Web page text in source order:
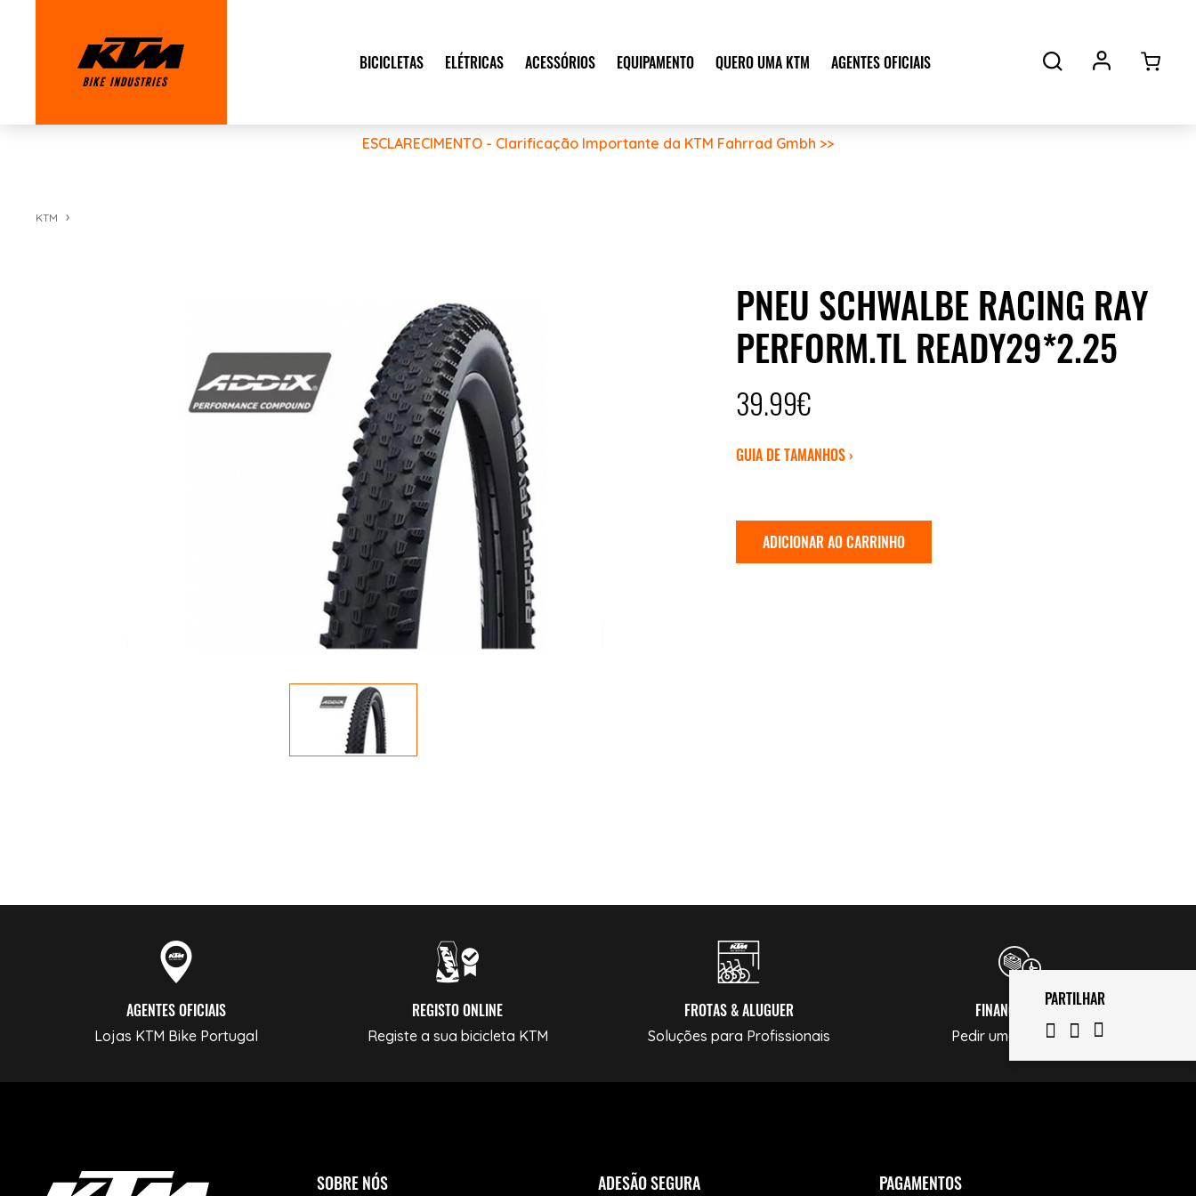
BICICLETAS ELÉTRICAS ACESSÓRIOS EQUIPAMENTO QUERO UMA KTM AGENTES OFICIAIS
ESCLARECIMENTO - Clarificação Importante da KTM Fahrrad Gmbh >>
KTM
PARTILHAR
PNEU SCHWALBE RACING RAY
PERFORM.TL READY29*2.25
39.99€
GUIA DE TAMANHOS ›
ADICIONAR AO CARRINHO
AGENTES OFICIAIS
Lojas KTM Bike Portugal
REGISTO ONLINE
Registe a sua bicicleta KTM
FROTAS & ALUGUER
Soluções para Profissionais
FINANCIAMENTO
Pedir uma Simulação
SOBRE NÓS ADESÃO SEGURA PAGAMENTOS